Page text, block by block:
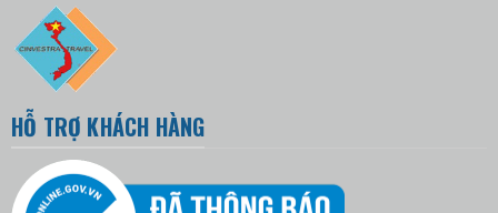
HỖ TRỢ KHÁCH HÀNG